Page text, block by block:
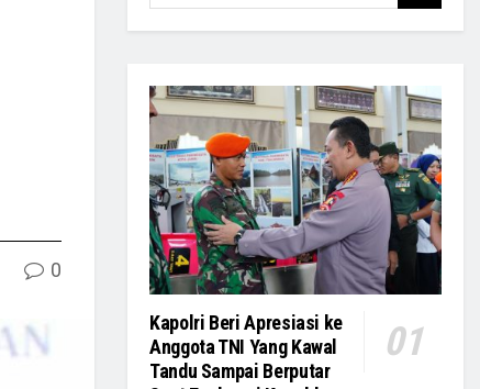
0
Kapolri Beri Apresiasi ke
Anggota TNI Yang Kawal
Tandu Sampai Berputar